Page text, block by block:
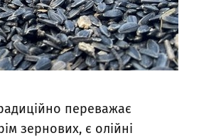
переважає
зернових, є олійні